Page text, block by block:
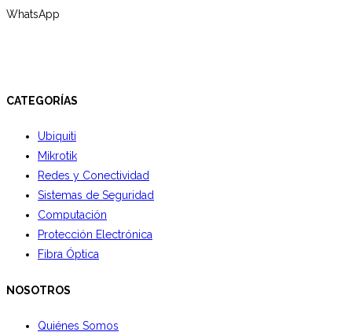
WhatsApp
CATEGORÍAS
Ubiquiti
Mikrotik
Redes y Conectividad
Sistemas de Seguridad
Computación
Protección Electrónica
Fibra Óptica
NOSOTROS
Quiénes Somos